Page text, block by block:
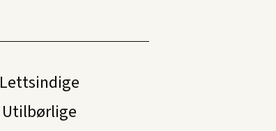
Lettsindige
Utilbørlige